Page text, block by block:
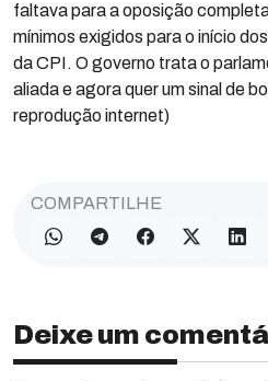
faltava para a oposição
mínimos exigidos para o início
da CPI. O governo trata o
aliada e agora quer um sinal de
reprodução internet)
COMPARTILHE
Deixe um